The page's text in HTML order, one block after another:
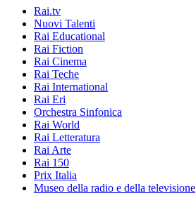
Rai.tv
Nuovi Talenti
Rai Educational
Rai Fiction
Rai Cinema
Rai Teche
Rai International
Rai Eri
Orchestra Sinfonica
Rai World
Rai Letteratura
Rai Arte
Rai 150
Prix Italia
Museo della radio e della televisione